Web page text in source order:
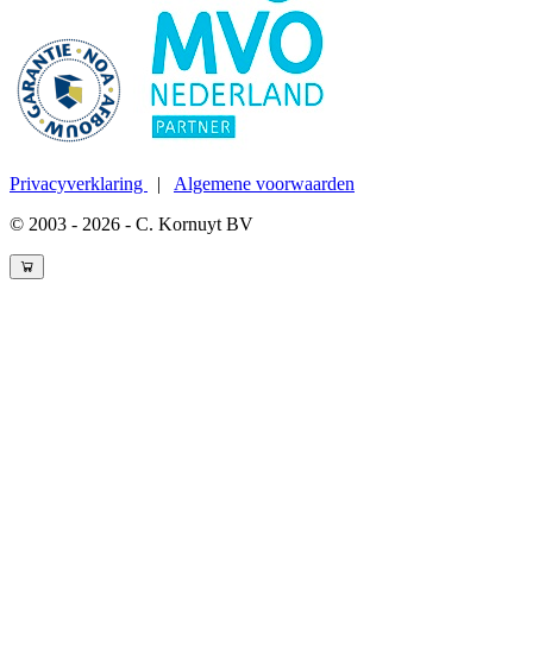
Privacyverklaring | Algemene voorwaarden
© 2003 - 2026 - C. Kornuyt BV